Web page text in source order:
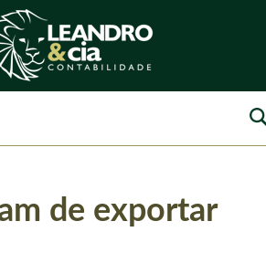
de exportar